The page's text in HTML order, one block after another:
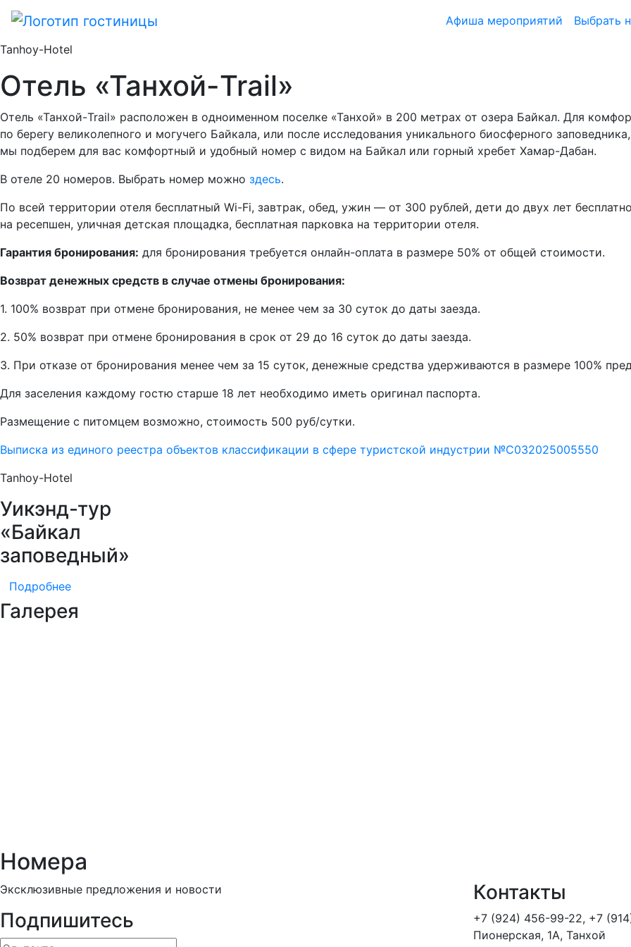
Афиша мероприятий Выбрать
Tanhoy-Hotel
Отель «Танхой-Trail»
Отель «Танхой-Trail» расположен в одноименном поселке «Танхой» в 200 метрах от озера Байкал. Для
по берегу великолепного и могучего Байкала, или после исследования уникального биосферного
мы подберем для вас комфортный и удобный номер с видом на Байкал или горный хребет Хамар-Дабан.
В отеле 20 номеров. Выбрать номер можно здесь.
По всей территории отеля бесплатный Wi-Fi, завтрак, обед, ужин — от 300 рублей, дети до двух лет
на ресепшен, уличная детская площадка, бесплатная парковка на территории отеля.
Гарантия бронирования: для бронирования требуется онлайн-оплата в размере 50% от общей стоимости.
Возврат денежных средств в случае отмены бронирования:
1. 100% возврат при отмене бронирования, не менее чем за 30 суток до даты заезда.
2. 50% возврат при отмене бронирования в срок от 29 до 16 суток до даты заезда.
3. При отказе от бронирования менее чем за 15 суток, денежные средства удерживаются в размере 100%
Для заселения каждому гостю старше 18 лет необходимо иметь оригинал паспорта.
Размещение с питомцем возможно, стоимость 500 руб/сутки.
Выписка из единого реестра объектов классификации в сфере туристской индустрии №С032025005550
Tanhoy-Hotel
Уикэнд-тур
«Байкал
заповедный»
Подробнее
Галерея
Номера
Эксклюзивные предложения и новости
Подпишитесь
Контакты
+7 (924) 456-99-22, +7
Пионерская, 1А, Танхой